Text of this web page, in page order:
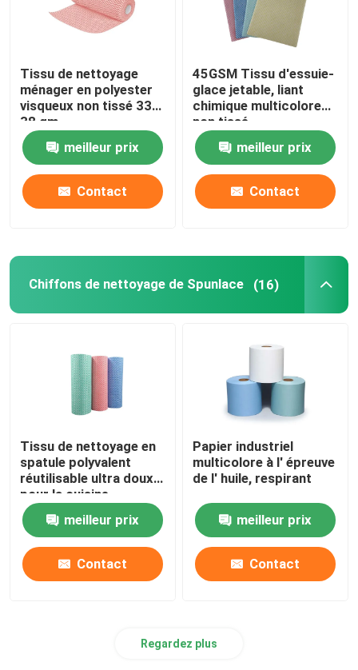
Tissu de nettoyage
ménager en polyester
visqueux non tissé 33-
38 gm
meilleur prix
Contact
45GSM Tissu d'essuie-
glace jetable, liant
chimique multicolore
non tissé
meilleur prix
Contact
Chiffons de nettoyage de Spunlace (16)
Tissu de nettoyage en
spatule polyvalent
réutilisable ultra doux
pour la cuisine
meilleur prix
Contact
Papier industriel
multicolore à l' épreuve
de l' huile, respirant
meilleur prix
Contact
Regardez plus